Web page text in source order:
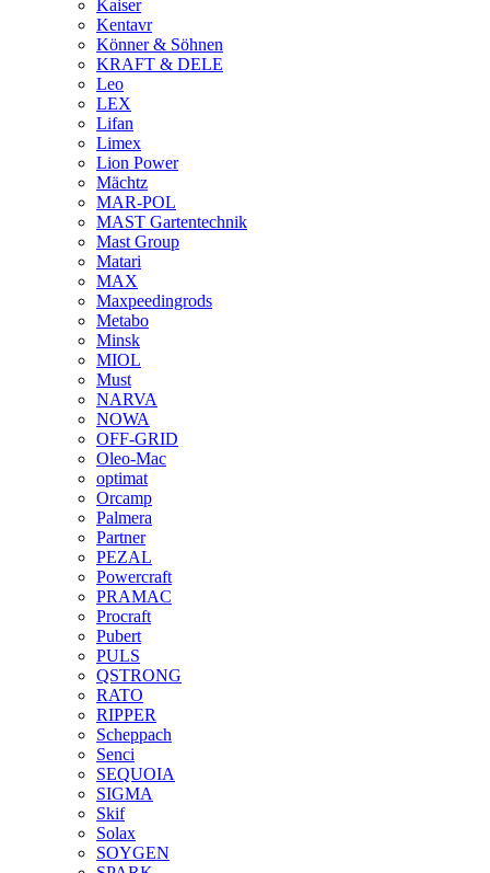
Kaiser
Kentavr
Könner & Söhnen
KRAFT & DELE
Leo
LEX
Lifan
Limex
Lion Power
Mächtz
MAR-POL
MAST Gartentechnik
Mast Group
Matari
MAX
Maxpeedingrods
Metabo
Minsk
MIOL
Must
NARVA
NOWA
OFF-GRID
Oleo-Mac
optimat
Orcamp
Palmera
Partner
PEZAL
Powercraft
PRAMAC
Procraft
Pubert
PULS
QSTRONG
RATO
RIPPER
Scheppach
Senci
SEQUOIA
SIGMA
Skif
Solax
SOYGEN